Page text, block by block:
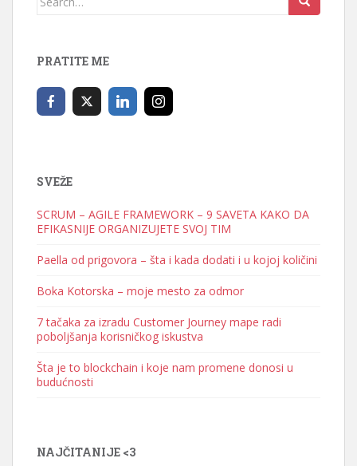
PRATITE ME
SVEŽE
SCRUM – AGILE FRAMEWORK – 9 SAVETA KAKO DA
EFIKASNIJE ORGANIZUJETE SVOJ TIM
Paella od prigovora – šta i kada dodati i u kojoj količini
Boka Kotorska – moje mesto za odmor
7 tačaka za izradu Customer Journey mape radi
poboljšanja korisničkog iskustva
Šta je to blockchain i koje nam promene donosi u
budućnosti
NAJČITANIJE <3